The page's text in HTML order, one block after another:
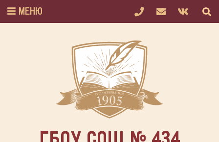
МЕНЮ